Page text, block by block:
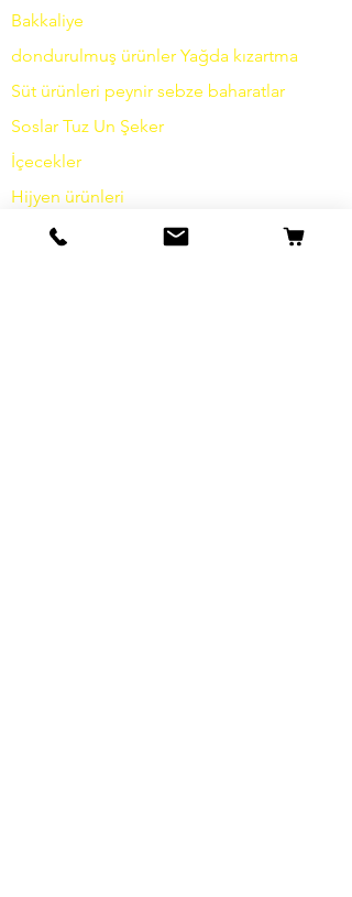
Bakkaliye
dondurulmuş ürünler Yağda kızartma
Süt ürünleri peynir sebze baharatlar
Soslar Tuz Un Şeker
İçecekler
Hijyen ürünleri
Çeşitli